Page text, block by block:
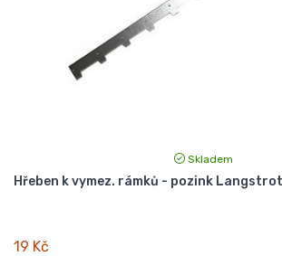
Skladem
Hřeben k vymez. rámků - pozink
19 Kč